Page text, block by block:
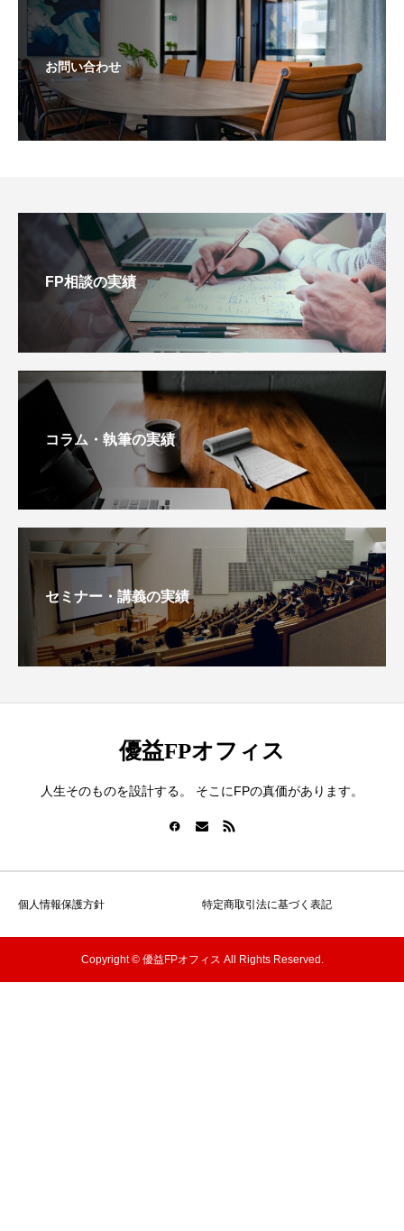
お問い合わせ
FP相談の実績
コラム・執筆の実績
セミナー・講義の実績
優益FPオフィス
人生そのものを設計する。 そこにFPの真価があります。
個人情報保護方針 特定商取引法に基づく表記
Copyright © 優益FPオフィス All Rights Reserved.